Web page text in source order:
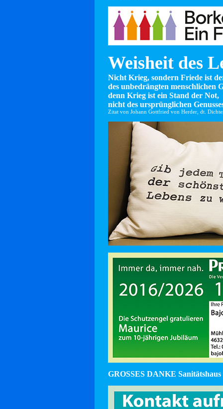
Weisheit des
Nicht Krieg, sondern Friede ist
des unbedrängten menschlichen
denn Krieg ist ein Stand der Not,
nicht des ursprünglichen
Zitat von Johann Gottfried von Herder, dt.
GROSSES DANKE